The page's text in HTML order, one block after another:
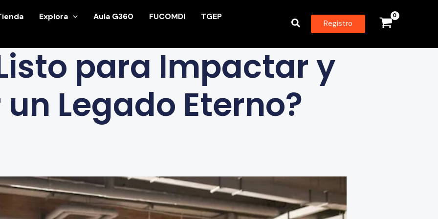
Explora Aula G360 FUCOMDI
TGEP
Buscar Registro
para Impactar y
Legado Eterno?​